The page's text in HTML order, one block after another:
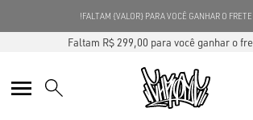
FALTAM {VALOR} PARA VOCÊ GANHAR O FRETE
Faltam R$ 299,00 para você ganhar o